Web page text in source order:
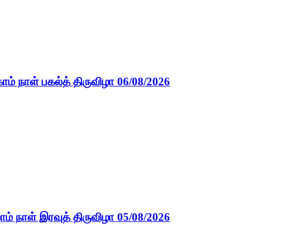
பகல்த் திருவிழா 06/08/2026
இரவுத் திருவிழா 05/08/2026